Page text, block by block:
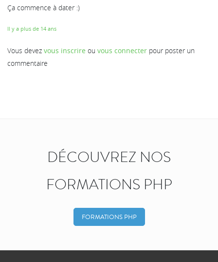
Ça commence à dater :)
Il y a plus de 14 ans
Vous devez vous inscrire ou vous connecter pour poster un
commentaire
DÉCOUVREZ NOS
FORMATIONS PHP
FORMATIONS PHP